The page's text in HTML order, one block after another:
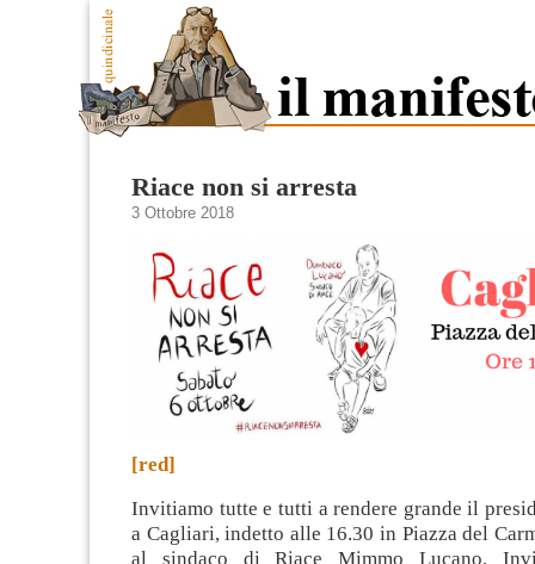
Riace non si arresta
3 Ottobre 2018
[red]
Invitiamo tutte e tutti a rendere grande il
a Cagliari, indetto alle 16.30 in Piazza del
al sindaco di Riace Mimmo Lucano.